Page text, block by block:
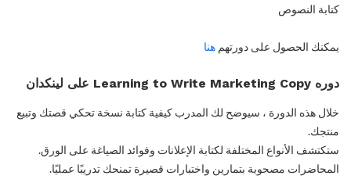
كتابة النصوص
يمكنك الحصول على دورتهم هنا
دوره Learning to Write Marketing Copy على لينكدان
خلال هذه الدورة ، سيوضح لك المدرب كيفية كتابة نسخة تحكي قصتك وتبيع
منتجك.
ستكتشف الأنواع المختلفة لكتابة الإعلانات وفوائد الصياغة على الورق.
المحاضرات مصحوبة بتمارين واختبارات قصيرة تمنحك تدريبًا عمليًا.